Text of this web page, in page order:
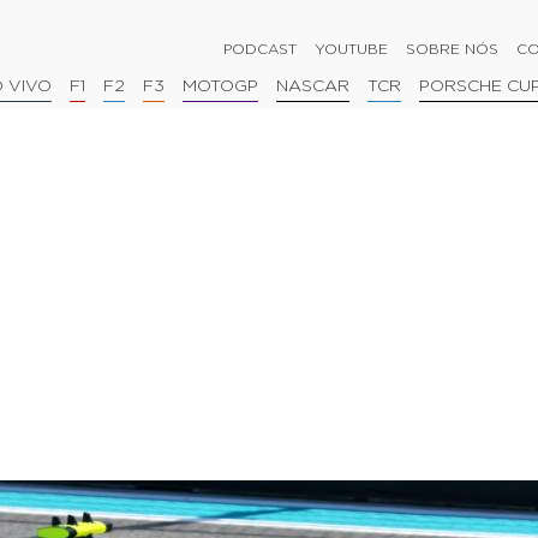
PODCAST YOUTUBE SOBRE NÓS
VIVO F1 F2 F3 MOTOGP NASCAR TCR PORSCHE